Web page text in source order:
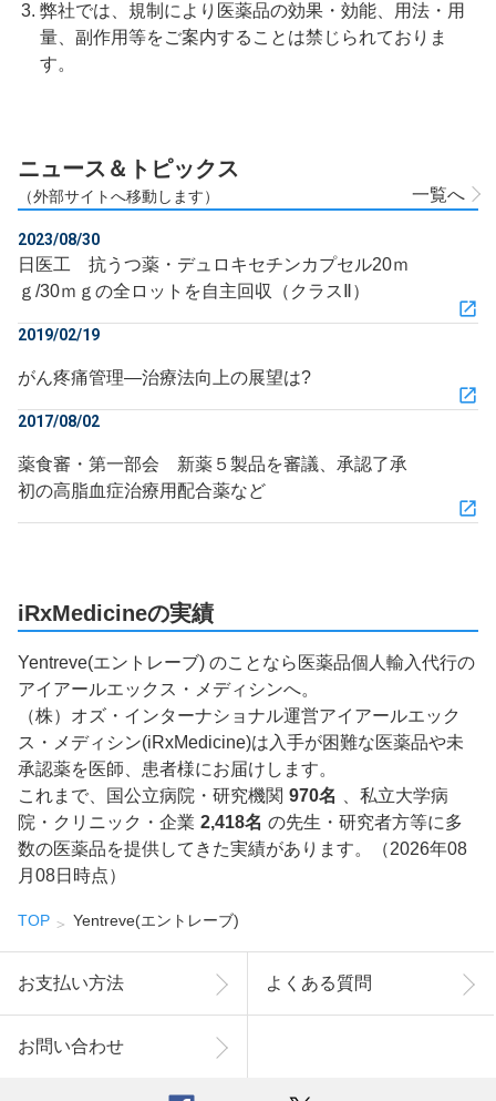
弊社では、規制により医薬品の効果・効能、用法・用
量、副作用等をご案内することは禁じられておりま
す。
ニュース＆トピックス
（外部サイトへ移動します） 一覧へ
2023/08/30
日医工 抗うつ薬・デュロキセチンカプセル20ｍ
ｇ/30ｍｇの全ロットを自主回収（クラスⅡ）
2019/02/19
がん疼痛管理―治療法向上の展望は?
2017/08/02
薬食審・第一部会 新薬５製品を審議、承認了承
初の高脂血症治療用配合薬など
iRxMedicineの実績
Yentreve(エントレーブ) のことなら医薬品個人輸入代行の
アイアールエックス・メディシンへ。
（株）オズ・インターナショナル運営アイアールエック
ス・メディシン(iRxMedicine)は入手が困難な医薬品や未
承認薬を医師、患者様にお届けします。
これまで、国公立病院・研究機関 970名
、私立大学病
院・クリニック・企業 2,418名 の先生・研究者方等に多
数の医薬品を提供してきた実績があります。（2026年08
月08日時点）
TOP Yentreve(エントレーブ)
お支払い方法 よくある質問
お問い合わせ